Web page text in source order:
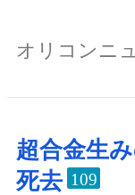
オリコンニ
超合金生
死去 109